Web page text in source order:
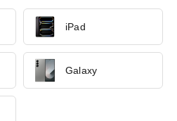
iPad
Galaxy